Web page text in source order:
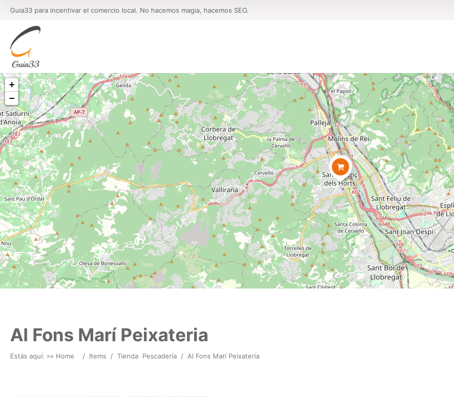
Guia33 para incentivar el comercio local. No hacemos magia, hacemos SEO.
+
−
Al Fons Marí Peixateria
Estás aquí: »» Home / Items / Tienda Pescadería / Al Fons Marí Peixateria